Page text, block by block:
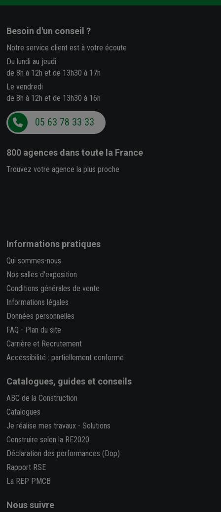
Besoin d'un conseil ?
Notre service client est à votre écoute
Du lundi au jeudi
de 8h à 12h et de 13h30 à 17h
Le vendredi
de 8h à 12h et de 13h30 à 16h
05 63 78 33 33
800 agences dans toute la France
Trouvez votre agence la plus proche
Informations pratiques
Qui sommes-nous
Nos salles d'exposition
Conditions générales de vente
Informations légales
Données personnelles
FAQ - Plan du site
Carrière et Recrutement
Accessibilité : partiellement conforme
Catalogues, guides et conseils
ABC de la Construction
Catalogues
Je réalise mes travaux - Solutions
Construire selon la RE2020
Déclaration des performances (Dop)
Rapport RSE
La REP PMCB
Nous suivre